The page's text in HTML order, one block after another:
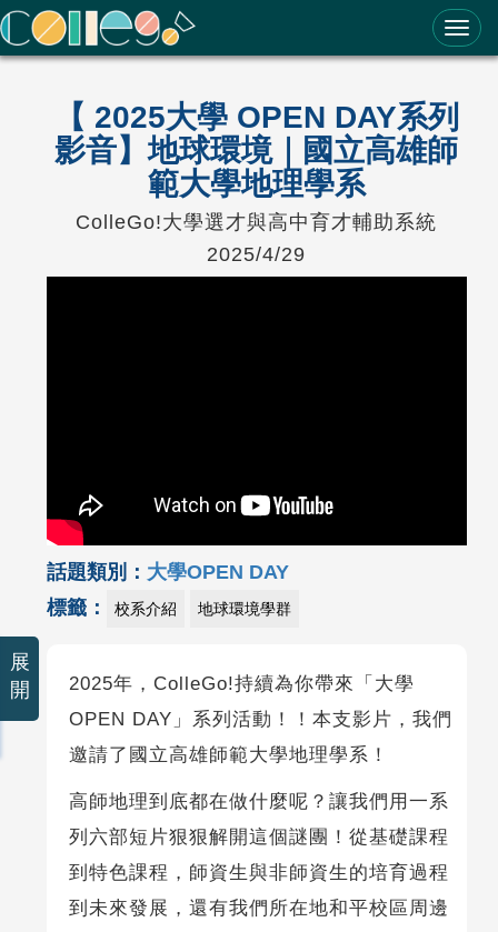
ColleGo! 大學選才與高中育才輔助系統
【 2025大學 OPEN DAY系列
影音】地球環境｜國立高雄師
範大學地理學系
ColleGo!大學選才與高中育才輔助系統
2025/4/29
話題類別： 大學OPEN DAY
標籤：
校系介紹 地球環境學群
2025年，ColleGo!持續為你帶來「大學
OPEN DAY」系列活動！！本支影片，我們
邀請了國立高雄師範大學地理學系！
高師地理到底都在做什麼呢？讓我們用一系
列六部短片狠狠解開這個謎團！從基礎課程
到特色課程，師資生與非師資生的培育過程
到未來發展，還有我們所在地和平校區周邊
展
開